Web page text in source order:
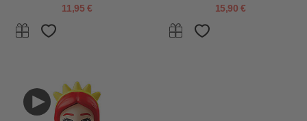
11,95 €
12m+
15,90 €